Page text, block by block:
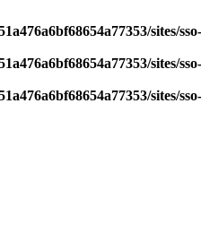
sites/
sites/
sites/